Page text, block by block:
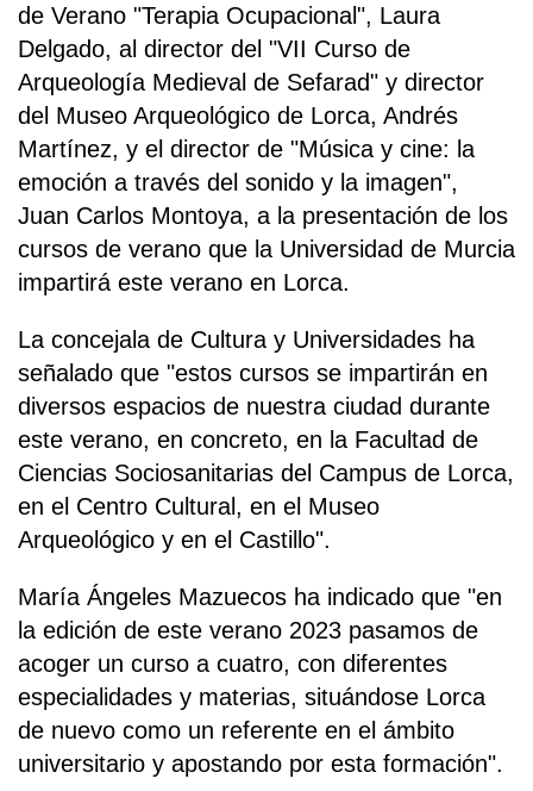
de Verano "Terapia Ocupacional", Laura
Delgado, al director del "VII Curso de
Arqueología Medieval de Sefarad" y director
del Museo Arqueológico de Lorca, Andrés
Martínez, y el director de "Música y cine: la
emoción a través del sonido y la imagen",
Juan Carlos Montoya, a la presentación de los
cursos de verano que la Universidad de Murcia
impartirá este verano en Lorca.
La concejala de Cultura y Universidades ha
señalado que "estos cursos se impartirán en
diversos espacios de nuestra ciudad durante
este verano, en concreto, en la Facultad de
Ciencias Sociosanitarias del Campus de Lorca,
en el Centro Cultural, en el Museo
Arqueológico y en el Castillo".
María Ángeles Mazuecos ha indicado que "en
la edición de este verano 2023 pasamos de
acoger un curso a cuatro, con diferentes
especialidades y materias, situándose Lorca
de nuevo como un referente en el ámbito
universitario y apostando por esta formación".